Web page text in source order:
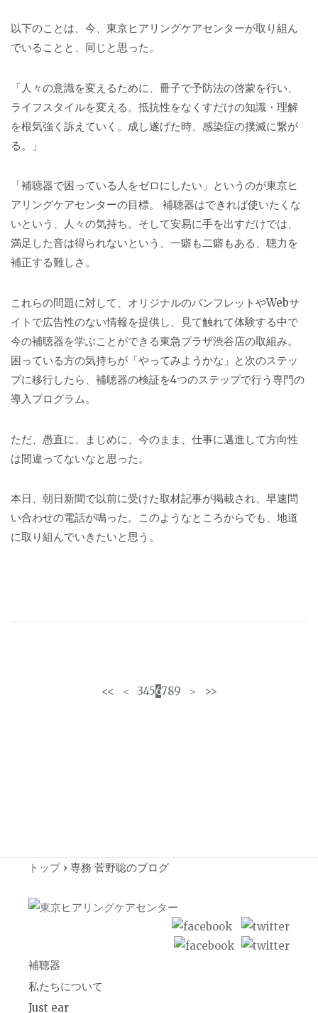
以下のことは、今、東京ヒアリングケアセンターが取り組ん
でいることと、同じと思った。
「人々の意識を変えるために、冊子で予防法の啓蒙を行い、
ライフスタイルを変える。抵抗性をなくすだけの知識・理解
を根気強く訴えていく。成し遂げた時、感染症の撲滅に繋が
る。」
「補聴器で困っている人をゼロにしたい」というのが東京ヒ
アリングケアセンターの目標。 補聴器はできれば使いたくな
いという、人々の気持ち。そして安易に手を出すだけでは、
満足した音は得られないという、一癖も二癖もある、聴力を
補正する難しさ。
これらの問題に対して、オリジナルのパンフレットやWebサ
イトで広告性のない情報を提供し、見て触れて体験する中で
今の補聴器を学ぶことができる東急プラザ渋谷店の取組み。
困っている方の気持ちが「やってみようかな」と次のステッ
プに移行したら、補聴器の検証を4つのステップで行う専門の
導入プログラム。
ただ、愚直に、まじめに、今のまま、仕事に邁進して方向性
は間違ってないなと思った。
本日、朝日新聞で以前に受けた取材記事が掲載され、早速問
い合わせの電話が鳴った。このようなところからでも、地道
に取り組んでいきたいと思う。
<< ＜ 3456789 ＞ >>
トップ› 専務 菅野聡のブログ
補聴器
私たちについて
Just ear